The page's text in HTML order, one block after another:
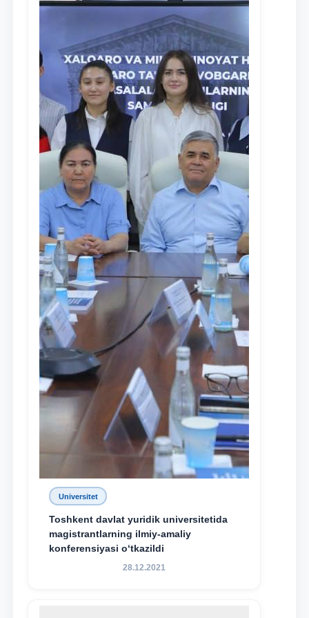
Telefon raqamingiz
Pochta
yuborish
Universitet
Toshkent davlat yuridik universitetida
magistrantlarning ilmiy-amaliy
konferensiyasi o‘tkazildi
28.12.2021